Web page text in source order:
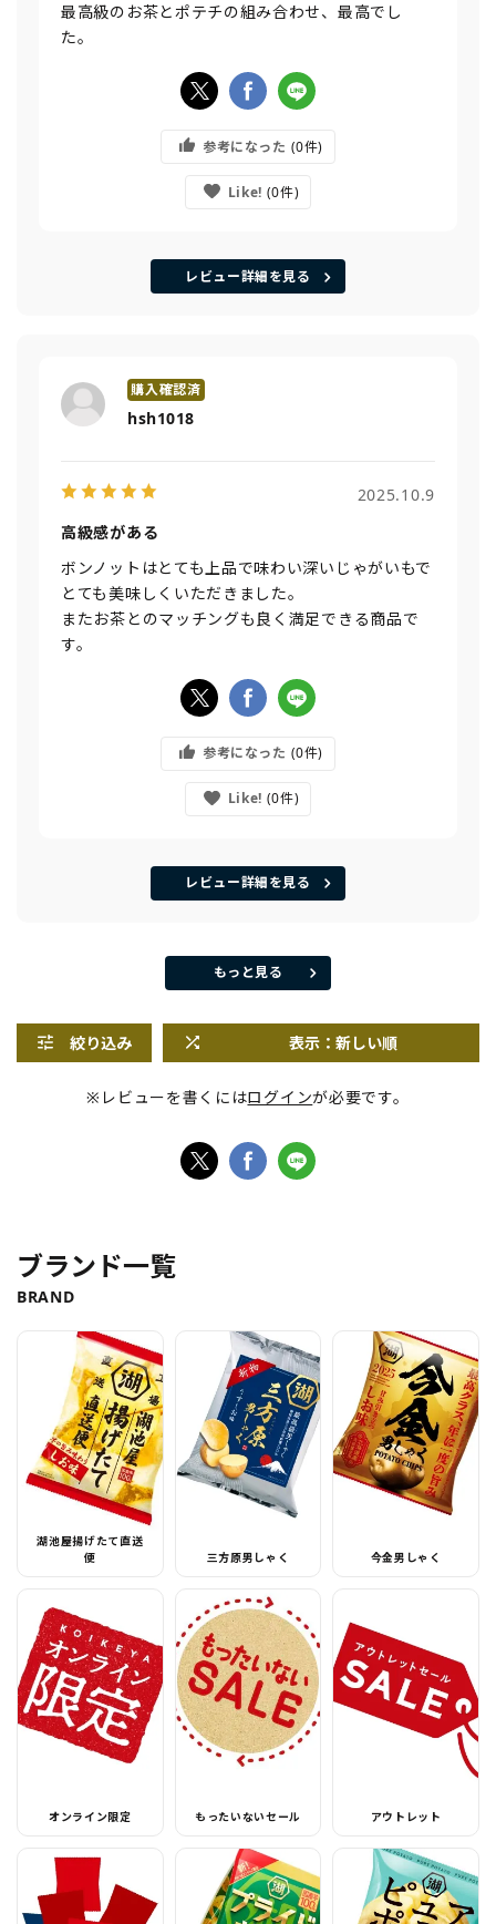
最高級のお茶とポテチの組み合わせ、最高でし
た。
参考になった 0
Like! 0
レビュー詳細を見る
hsh1018
2025.10.9
高級感がある
ボンノットはとても上品で味わい深いじゃがいもで
とても美味しくいただきました。
またお茶とのマッチングも良く満足できる商品で
す。
参考になった 0
Like! 0
レビュー詳細を見る
もっと見る
絞り込み 表示：新しい順
※レビューを書くにはログインが必要です。
ブランド一覧
BRAND
湖池屋揚げたて直送
便
三方原男しゃく 今金男しゃく
オンライン限定 もったいないセール アウトレット